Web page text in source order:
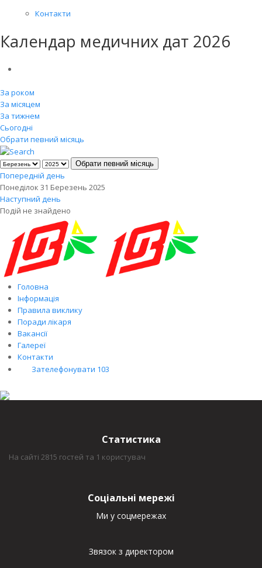
Контакти
Календар медичних дат 2026
За роком
За місяцем
За тижнем
Сьогодні
Обрати певний місяць
Обрати певний місяць
Попередній день
Понеділок 31 Березень 2025
Наступний день
Подій не знайдено
Головна
Інформація
Правила виклику
Поради лікаря
Вакансії
Галереї
Контакти
Зателефонувати 103
Статистика
На сайті 2815 гостей та 1 користувач
Соціальні мережі
Ми у соцмережах
Звязок з директором